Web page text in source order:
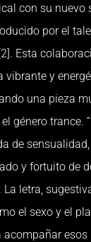
con su
por el
Esta
vibrante y
una pieza
género trance.
de
y fortuito de
letra,
el sexo y el
acompañar